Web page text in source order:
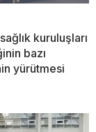
kuruluşları
bazı
yürütmesi